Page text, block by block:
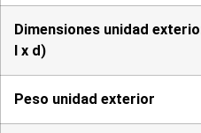
Dimensiones unidad
l x d)
Peso unidad exterior